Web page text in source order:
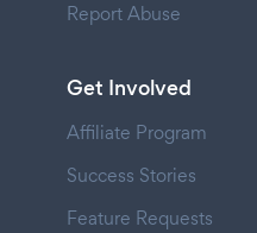
Report Abuse
Get Involved
Affiliate Program
Success Stories
Feature Requests